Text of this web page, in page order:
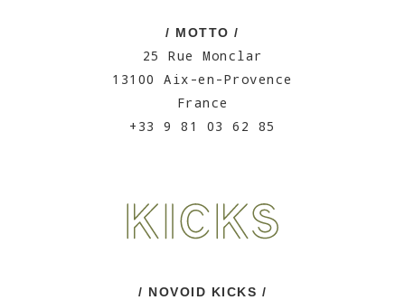
/ MOTTO /
25 Rue Monclar
13100 Aix-en-Provence
France
+33 9 81 03 62 85
/ NOVOID KICKS /